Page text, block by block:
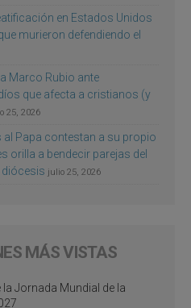
en Estados Unidos
murieron defendiendo el
Marco Rubio ante
que afecta a cristianos (y
25, 2026
al Papa contestan a su propio
orilla a bendecir parejas del
julio 25, 2026
MÁS VISTAS
Jornada Mundial de la